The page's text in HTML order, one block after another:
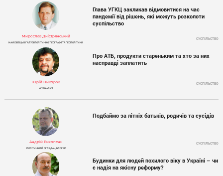
Мирослав Дністрянський
НАУКОВЕЦЬ В ГАЛУЗІ ПОЛІТИЧНОЇ ГЕОГРАФІЇ ТА ГЕОПОЛІТИКИ
Глава УГКЦ закликав відмовитися на час
пандемії від рішень, які можуть розколоти
суспільство
СУСПІЛЬСТВО
Юрій Никорак
ЖУРНАЛІСТ
Про АТБ, продукти стареньким та хто за них
насправді заплатить
СУСПІЛЬСТВО
Андрій Вихопень
ПОЛІТИЧНИЙ ОГЛЯДАЧ, БЛОГЕР
Подбаймо за літніх батьків, родичів та сусідів
СУСПІЛЬСТВО
Будинки для людей похилого віку в Україні – чи
є надія на якісну реформу?